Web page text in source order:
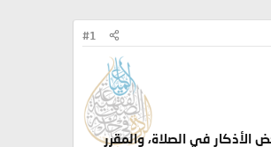
#1
الأذكار في الصلاة، والمقرر